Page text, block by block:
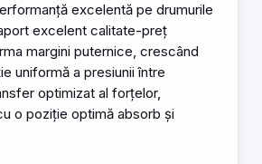
excelentă pe drumurile
excelent calitate-preț
margini puternice, crescând
uniformă a presiunii între
optimizat al forțelor,
o poziție optimă absorb și